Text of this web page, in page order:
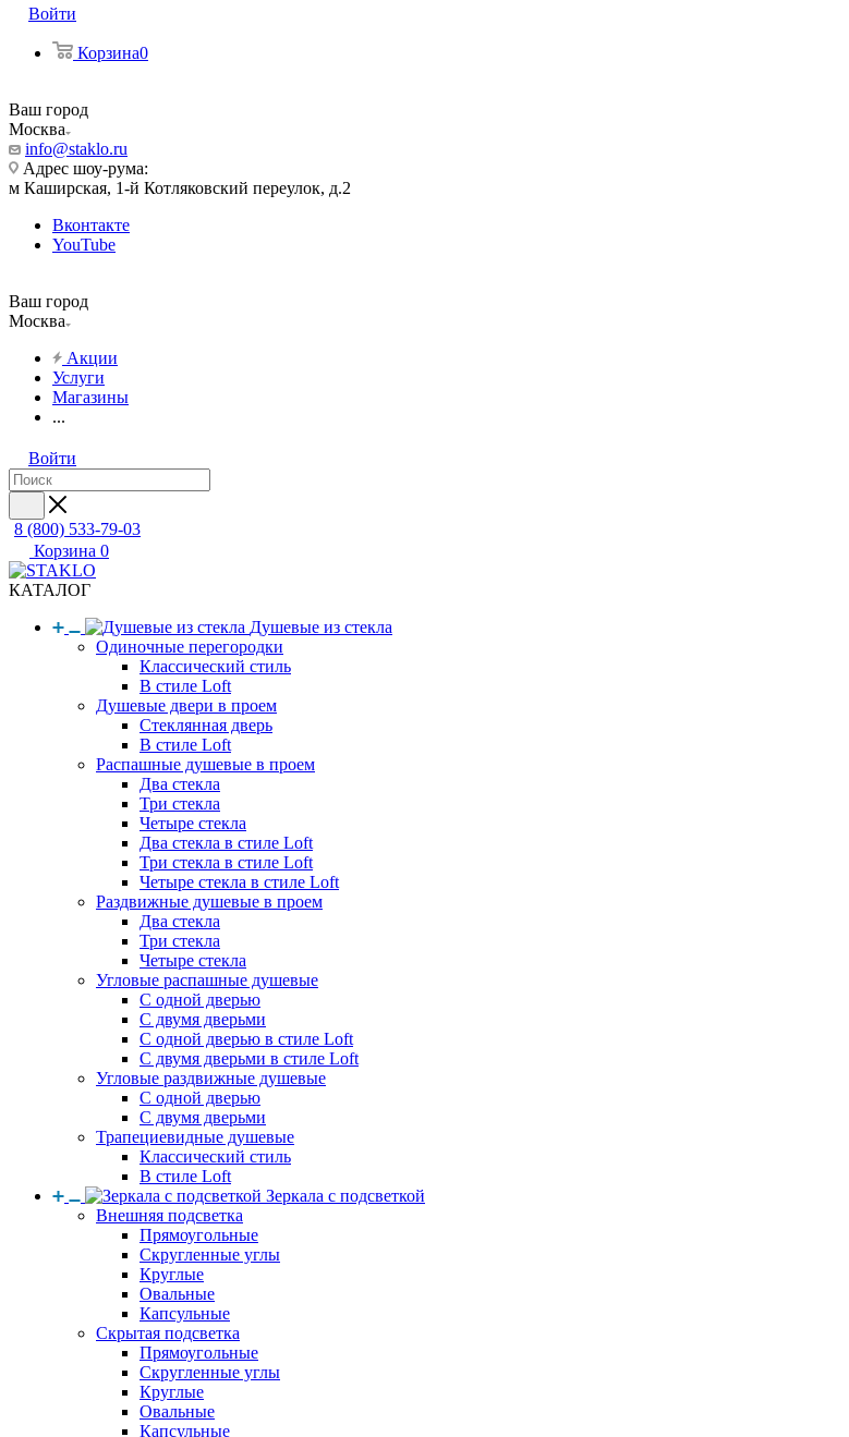
Войти
Корзина0
Ваш город
Москва
info@staklo.ru
Адрес шоу-рума:
м Каширская, 1-й Котляковский переулок, д.2
Вконтакте
YouTube
Ваш город
Москва
Акции
Услуги
Магазины
...
Войти
8 (800) 533-79-03
Корзина 0
КАТАЛОГ
Душевые из стекла
Одиночные перегородки
Классический стиль
В стиле Loft
Душевые двери в проем
Стеклянная дверь
В стиле Loft
Распашные душевые в проем
Два стекла
Три стекла
Четыре стекла
Два стекла в стиле Loft
Три стекла в стиле Loft
Четыре стекла в стиле Loft
Раздвижные душевые в проем
Два стекла
Три стекла
Четыре стекла
Угловые распашные душевые
С одной дверью
С двумя дверьми
С одной дверью в стиле Loft
С двумя дверьми в стиле Loft
Угловые раздвижные душевые
С одной дверью
С двумя дверьми
Трапециевидные душевые
Классический стиль
В стиле Loft
Зеркала с подсветкой
Внешняя подсветка
Прямоугольные
Скругленные углы
Круглые
Овальные
Капсульные
Скрытая подсветка
Прямоугольные
Скругленные углы
Круглые
Овальные
Капсульные